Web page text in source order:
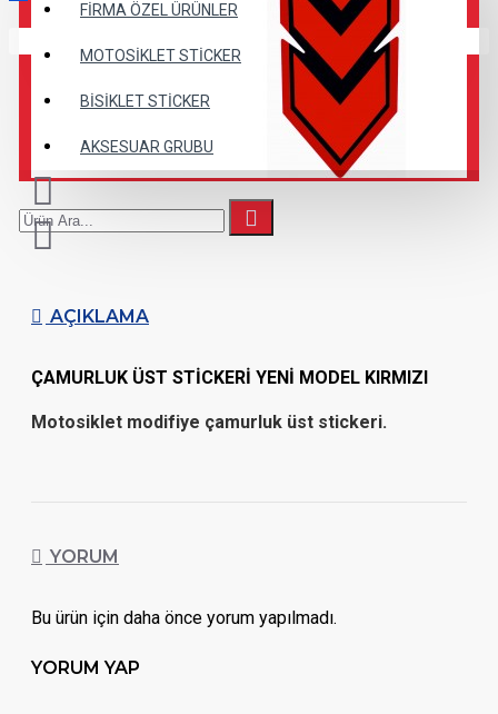
FİRMA ÖZEL ÜRÜNLER
MOTOSİKLET STİCKER
BİSİKLET STİCKER
AKSESUAR GRUBU
AÇIKLAMA
ÇAMURLUK ÜST STİCKERİ YENİ MODEL KIRMIZI
Motosiklet modifiye çamurluk üst stickeri.
YORUM
Bu ürün için daha önce yorum yapılmadı.
YORUM YAP